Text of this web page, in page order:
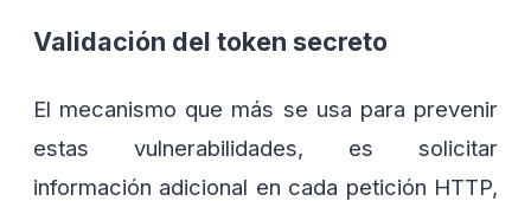
Validación del token secreto
El mecanismo que más se usa para prevenir
estas vulnerabilidades, es solicitar
información adicional en cada petición HTTP,